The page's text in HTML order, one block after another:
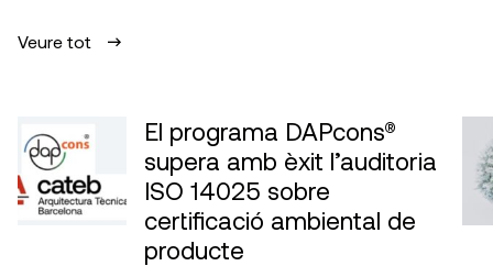
Veure tot
El programa DAPcons®
supera amb èxit l’auditoria
ISO 14025 sobre
certificació ambiental de
producte